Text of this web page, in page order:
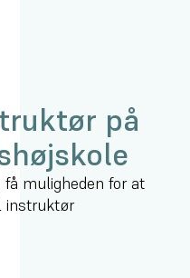
på
muligheden for at
instruktør